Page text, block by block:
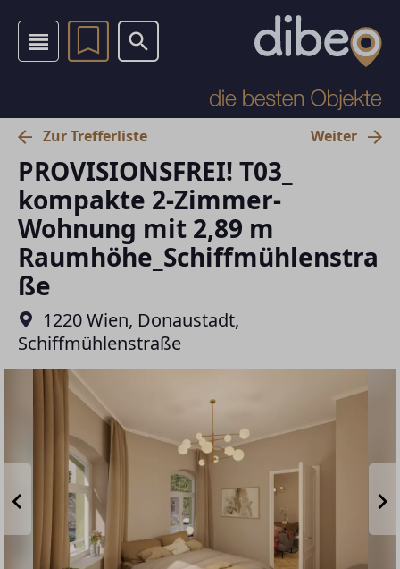
Zur Trefferliste Weiter
PROVISIONSFREI! T03_
kompakte 2-Zimmer-
Wohnung mit 2,89 m
Raumhöhe_Schiffmühlenstra
ße
1220 Wien, Donaustadt,
Schiffmühlenstraße